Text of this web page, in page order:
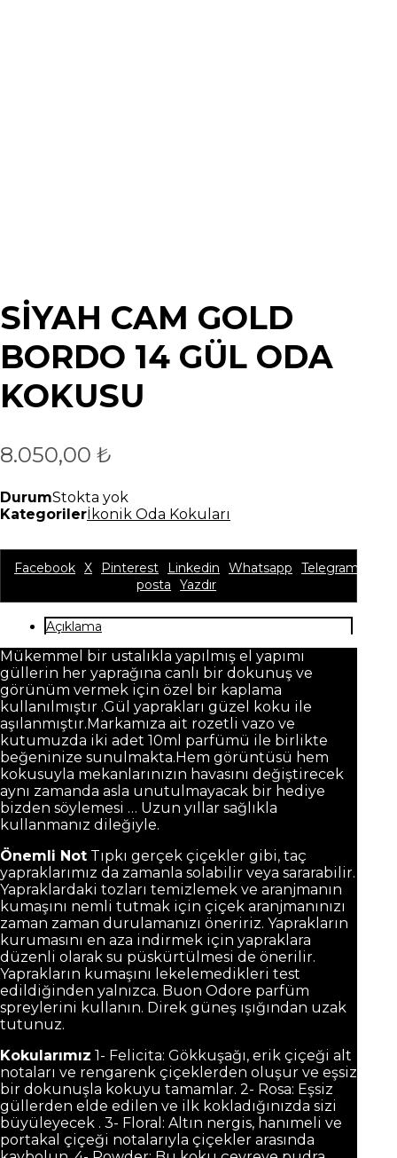
SİYAH CAM GOLD
BORDO 14 GÜL ODA
KOKUSU
8.050,00 ₺
DurumStokta yok
Kategorilerİkonik Oda Kokuları
Facebook X Pinterest Linkedin Whatsapp Telegram
posta
Yazdır
Açıklama
Mükemmel bir ustalıkla yapılmış el yapımı
güllerin her yaprağına canlı bir dokunuş ve
görünüm vermek için özel bir kaplama
kullanılmıştır .Gül yaprakları güzel koku ile
aşılanmıştır.Markamıza ait rozetli vazo ve
kutumuzda iki adet 10ml parfümü ile birlikte
beğeninize sunulmakta.Hem görüntüsü hem
kokusuyla mekanlarınızın havasını değiştirecek
aynı zamanda asla unutulmayacak bir hediye
bizden söylemesi … Uzun yıllar sağlıkla
kullanmanız dileğiyle.
Önemli Not Tıpkı gerçek çiçekler gibi, taç
yapraklarımız da zamanla solabilir veya sararabilir.
Yapraklardaki tozları temizlemek ve aranjmanın
kumaşını nemli tutmak için çiçek aranjmanınızı
zaman zaman durulamanızı öneririz. Yaprakların
kurumasını en aza indirmek için yapraklara
düzenli olarak su püskürtülmesi de önerilir.
Yaprakların kumaşını lekelemedikleri test
edildiğinden yalnızca. Buon Odore parfüm
spreylerini kullanın. Direk güneş ışığından uzak
tutunuz.
Kokularımız 1- Felicita: Gökkuşağı, erik çiçeği alt
notaları ve rengarenk çiçeklerden oluşur ve eşsiz
bir dokunuşla kokuyu tamamlar. 2- Rosa: Eşsiz
güllerden elde edilen ve ilk kokladığınızda sizi
büyüleyecek . 3- Floral: Altın nergis, hanımeli ve
portakal çiçeği notalarıyla çiçekler arasında